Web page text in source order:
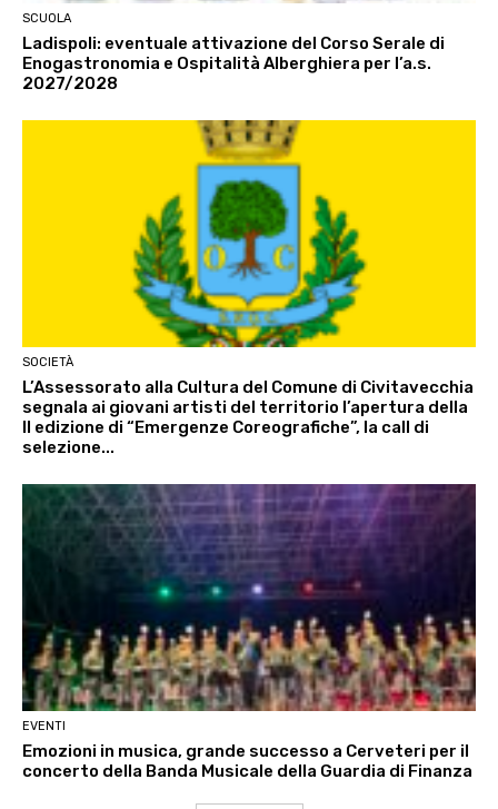
SCUOLA
Ladispoli: eventuale attivazione del Corso Serale di
Enogastronomia e Ospitalità Alberghiera per l’a.s.
2027/2028
SOCIETÀ
L’Assessorato alla Cultura del Comune di Civitavecchia
segnala ai giovani artisti del territorio l’apertura della
II edizione di “Emergenze Coreografiche”, la call di
selezione...
EVENTI
Emozioni in musica, grande successo a Cerveteri per il
concerto della Banda Musicale della Guardia di Finanza